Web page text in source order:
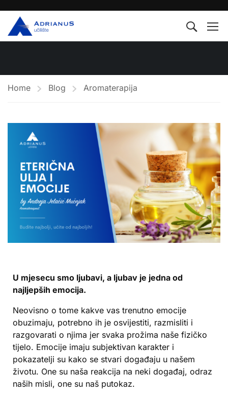
Home Blog Aromaterapija
U mjesecu smo ljubavi, a ljubav je jedna od
najljepših emocija.
Neovisno o tome kakve vas trenutno emocije
obuzimaju, potrebno ih je osvijestiti, razmisliti i
razgovarati o njima jer svaka prožima naše fizičko
tijelo. Emocije imaju subjektivan karakter i
pokazatelji su kako se stvari događaju u našem
životu. One su naša reakcija na neki događaj, odraz
naših misli, one su naš putokaz.